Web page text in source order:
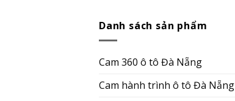
Danh sách sản phẩm
Cam 360 ô tô Đà Nẵng
Cam hành trình ô tô Đà Nẵng